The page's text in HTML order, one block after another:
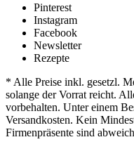
Pinterest
Instagram
Facebook
Newsletter
Rezepte
* Alle Preise inkl. gesetzl.
solange der Vorrat reicht.
vorbehalten. Unter einem
Versandkosten. Kein
Firmenpräsente sind